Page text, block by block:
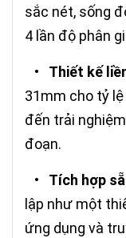
sắc nét, sống
4 lần độ phân
• Thiết kế
31mm cho tỷ lệ
đến trải
đoạn.
• Tích hợp
lập như một
ứng dụng và